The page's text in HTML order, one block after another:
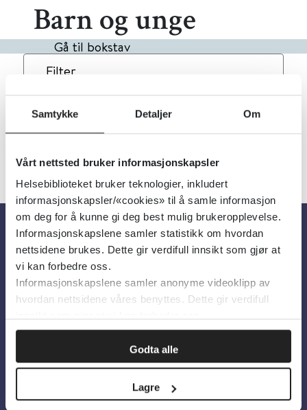
Samtykke Detaljer Om
Vårt nettsted bruker informasjonskapsler
Helsebiblioteket bruker teknologier, inkludert
informasjonskapsler/«cookies» til å samle informasjon
om deg for å kunne gi deg best mulig brukeropplevelse.
Informasjonskapslene samler statistikk om hvordan
nettsidene brukes. Dette gir verdifull innsikt som gjør at
vi kan forbedre oss.
Informasjonskapslene samler anonyme videoklipp av
hvordan nettsidene våres benyttes. Dette gir verdifull
Godta alle
Lagre
Barn og unge
Gå til bokstav
Filter
2Treff Dato Alfabetisk
Om oss
Om Helsebiblioteket
Personvern og informasjonskapsler
Tilgjengelighetserklæring
Information in English
Bilder fra Colourbox.com